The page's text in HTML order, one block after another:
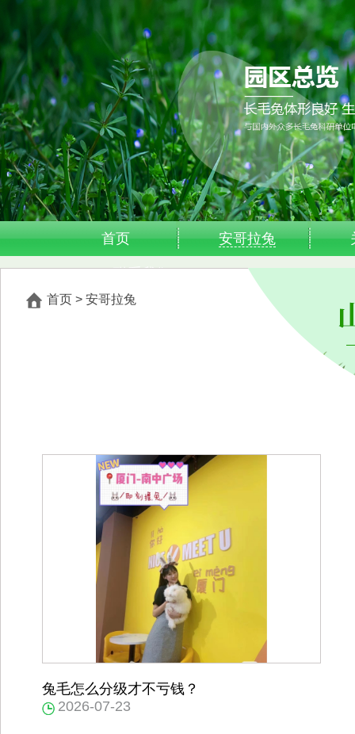
首页 安哥拉兔
联系我们
首页 > 安哥拉兔
兔毛怎么分级才不亏钱？
2026-07-23